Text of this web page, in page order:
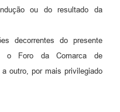
ou do resultado da
decorrentes do presente
o Foro da Comarca de
outro, por mais privilegiado